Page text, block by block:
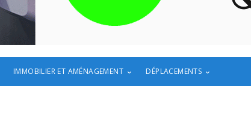
IMMOBILIER ET AMÉNAGEMENT DÉPLACEMENTS